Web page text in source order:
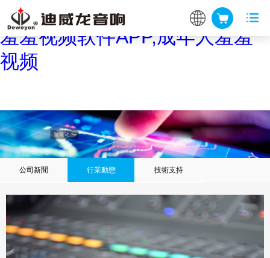
羞羞视频在线看,羞羞网站入口,
羞羞视频软件APP,成年人羞羞
视频
公司新聞 行業動態 技術支持